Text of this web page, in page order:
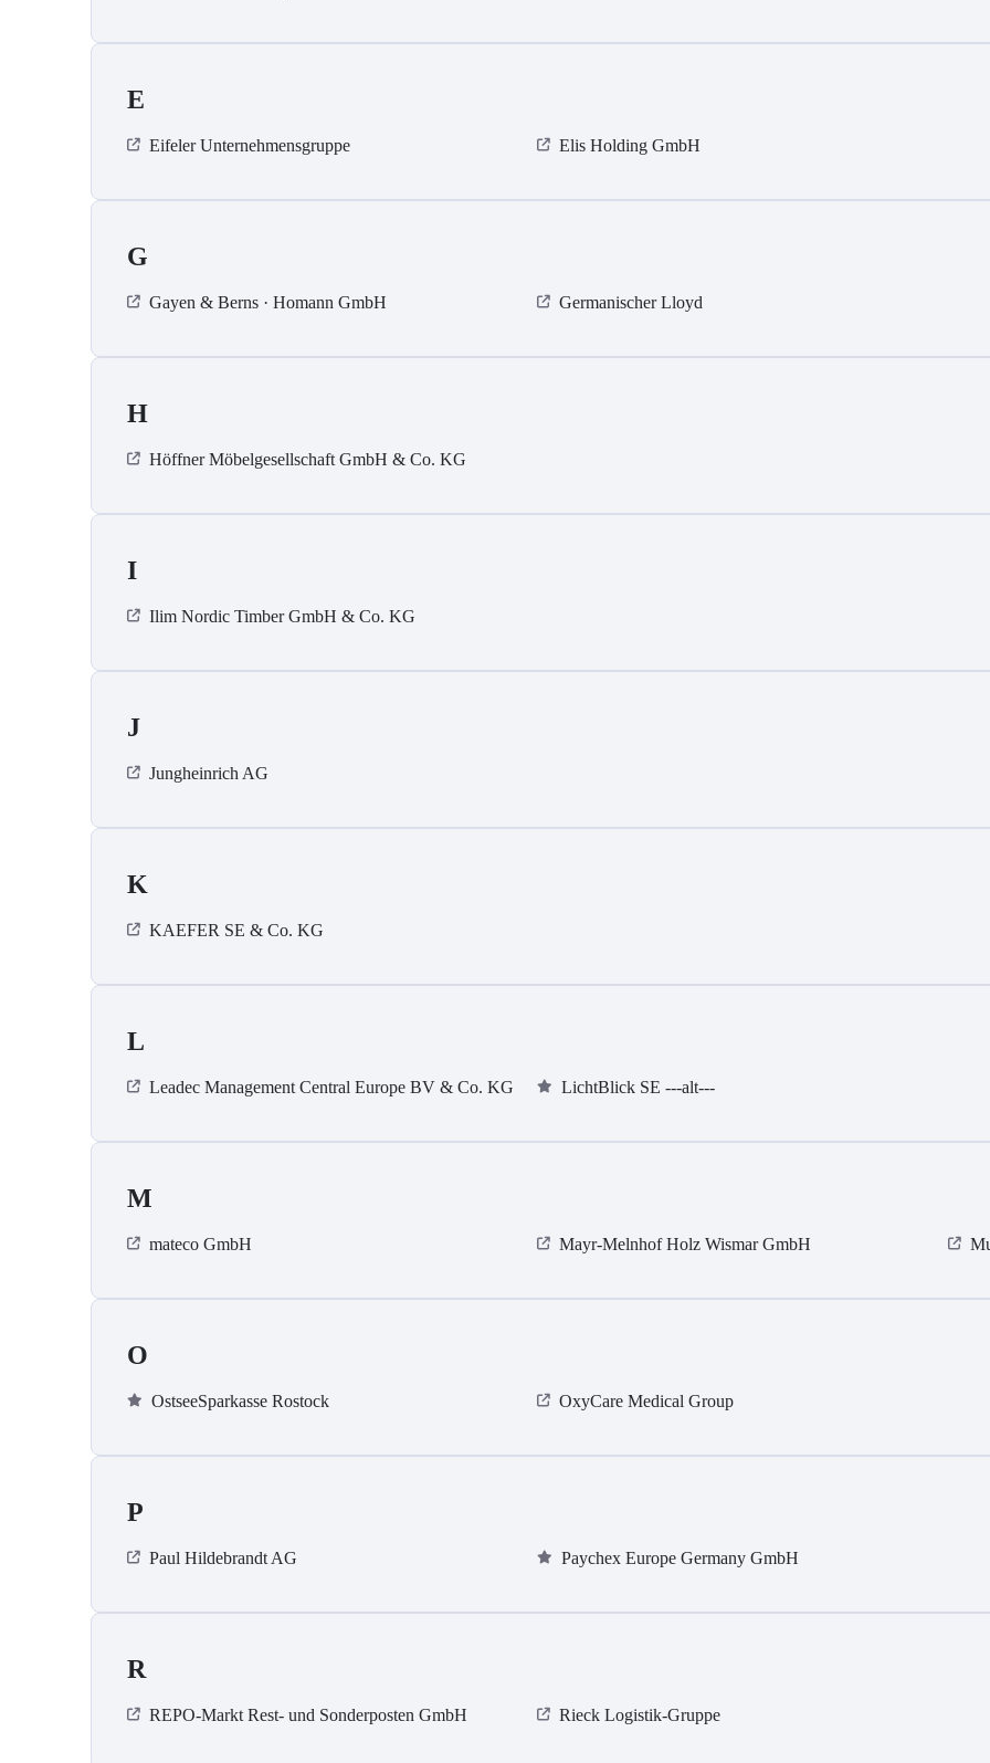
E
Eifeler Unternehmensgruppe Elis Holding GmbH
G
Gayen & Berns · Homann GmbH Germanischer Lloyd
H
Höffner Möbelgesellschaft GmbH & Co. KG
I
Ilim Nordic Timber GmbH & Co. KG
J
Jungheinrich AG
K
KAEFER SE & Co. KG
L
Leadec Management Central Europe BV & Co. KG LichtBlick SE ---alt---
M
mateco GmbH Mayr-Melnhof Holz Wismar GmbH
O
OstseeSparkasse Rostock OxyCare Medical Group
P
Paul Hildebrandt AG Paychex Europe Germany GmbH
R
REPO-Markt Rest- und Sonderposten GmbH Rieck Logistik-Gruppe